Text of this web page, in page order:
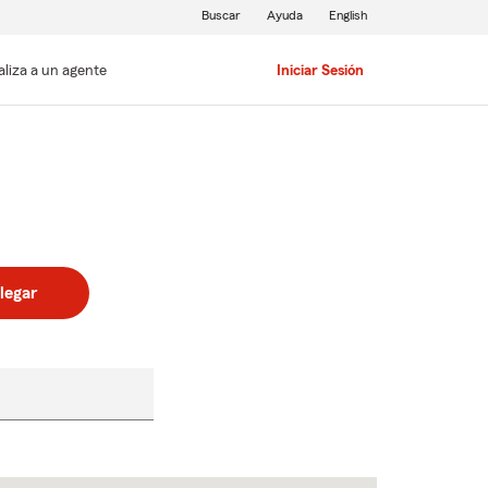
a un agente Iniciar Sesión
Buscar Ayuda English